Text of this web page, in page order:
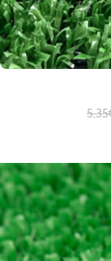
5,35